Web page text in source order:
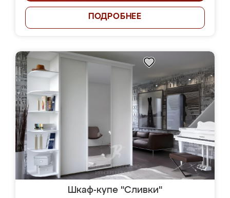
ПОДРОБНЕЕ
Шкаф-купе "Сливки"